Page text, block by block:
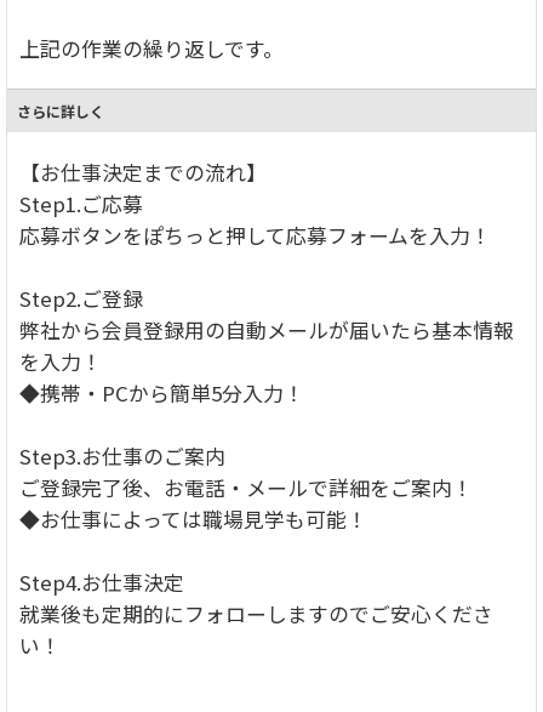
上記の作業の繰り返しです。
さらに詳しく
【お仕事決定までの流れ】
Step1.ご応募
応募ボタンをぽちっと押して応募フォームを入力！
Step2.ご登録
弊社から会員登録用の自動メールが届いたら基本情報
を入力！
◆携帯・PCから簡単5分入力！
Step3.お仕事のご案内
ご登録完了後、お電話・メールで詳細をご案内！
◆お仕事によっては職場見学も可能！
Step4.お仕事決定
就業後も定期的にフォローしますのでご安心くださ
い！